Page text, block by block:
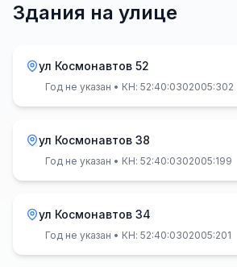
Здания на улице
ул Космонавтов 52
Год не указан • КН: 52:40:0302005:302
ул Космонавтов 38
Год не указан • КН: 52:40:0302005:199
ул Космонавтов 34
Год не указан • КН: 52:40:0302005:201